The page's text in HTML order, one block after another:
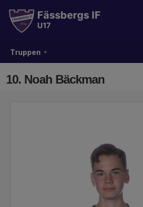
Truppen
Fässbergs IF
U17
10. Noah Bäckman